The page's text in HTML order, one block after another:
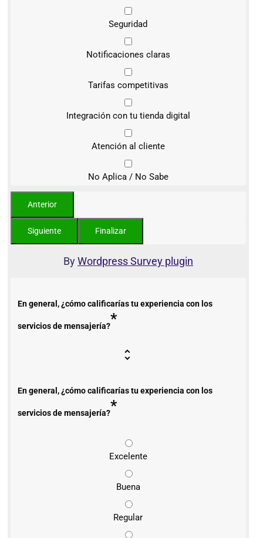
Seguridad
Notificaciones claras
Tarifas competitivas
Integración con tu tienda digital
Atención al cliente
No Aplica / No Sabe
ByWordpress Survey plugin
En general, ¿cómo calificarías tu experiencia con los
servicios de mensajería?*
En general, ¿cómo calificarías tu experiencia con los
servicios de mensajería?*
Excelente
Buena
Regular